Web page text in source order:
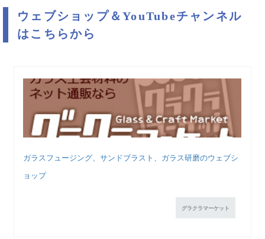
ウェブショップ＆YouTubeチャンネル
はこちらから
ガラスフュージング、サンドブラスト、ガラス研磨のウェブシ
ョップ
グラクラマーケット